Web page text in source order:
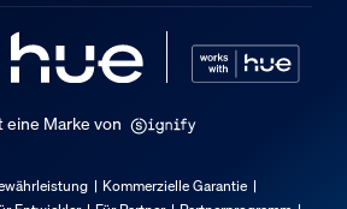
eine Marke von
Kommerzielle Garantie